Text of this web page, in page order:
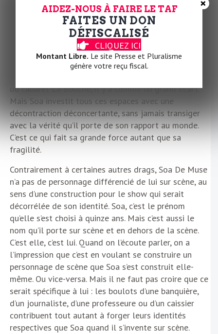
C’est sur cette corde raide, entre critique de l’ordre
dominant et acceptation des règles qui permettent
de toucher un public sans cesse plus large, que Soa
De Muse évolue. Il est certain qu’entre la pression du
presque million de téléspectateurs de
du cabaret La Bouche, il y a comme un grand écart.
Mais Soa investit tous ces espaces avec une
décontraction déconcertante, sans jamais transiger
avec la vérité qu’il porte de son rapport au monde.
C’est ce qui fait sa grande force autant que sa
fragilité.
Contrairement à certaines autres drags, Soa De Muse
n’a pas de personnage différencié de lui sur scène, au
sens d’une construction pour le show qui serait
décorrélée de son identité. Soa, c’est le prénom
qu’elle s’est choisi à quinze ans. Mais c’est aussi le
nom qu’il porte sur scène et en dehors de la scène.
C’est elle, c’est lui. Quand on l’écoute parler, on a
l’impression que c’est en voulant se construire un
personnage de scène que Soa s’est construit elle-
même. Ou vice-versa. Mais il ne faut pas croire que ce
serait spécifique à lui : les boulots d’une banquière,
d’un journaliste, d’une professeure ou d’un caissier
contribuent tout autant à forger leurs identités
respectives que Soa quand il s’invente sur scène.
AIDEZ-NOUS À FAIRE LE TAF
FAITES UN DON
DÉFISCALISÉ
CLIQUEZ ICI
Montant Libre. Le site Presse et Pluralisme
génère votre reçu fiscal.
×